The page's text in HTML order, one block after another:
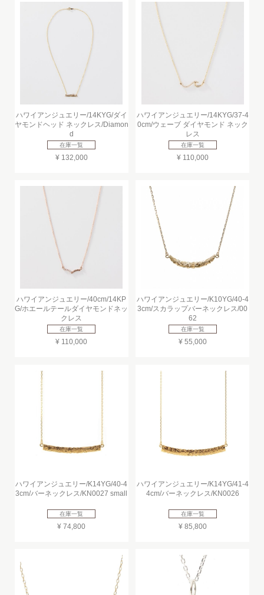
ハワイアンジュエリー/14KYG/ダイ
ヤモンドヘッド ネックレス/Diamon
d
在庫一覧
¥ 132,000
ハワイアンジュエリー/14KYG/37-4
0cm/ウェーブ ダイヤモンド ネック
レス
在庫一覧
¥ 110,000
ハワイアンジュエリー/40cm/14KP
G/ホエールテールダイヤモンドネッ
クレス
在庫一覧
¥ 110,000
ハワイアンジュエリー/K10YG/40-4
3cm/スカラップバーネックレス/00
62
在庫一覧
¥ 55,000
ハワイアンジュエリー/K14YG/40-4
3cm/バーネックレス/KN0027 small
在庫一覧
¥ 74,800
ハワイアンジュエリー/K14YG/41-4
4cm/バーネックレス/KN0026
在庫一覧
¥ 85,800